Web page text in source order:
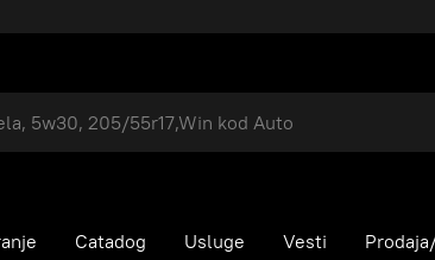
Catadog Usluge Vesti